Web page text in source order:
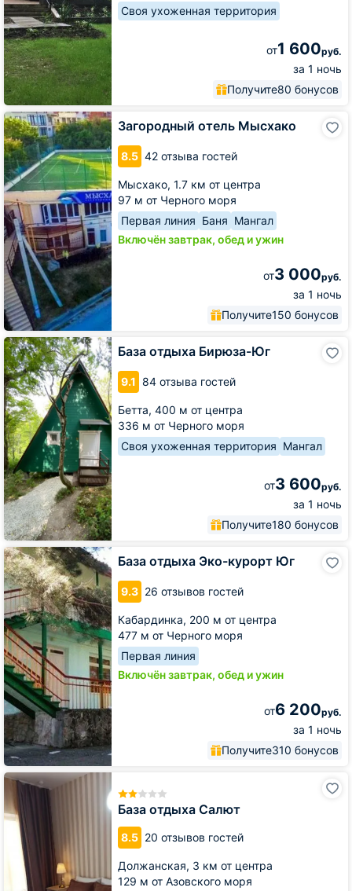
Своя ухоженная территория
от1 600руб.
за 1 ночь
Получите80 бонусов
Загородный отель Мысхако
8.5 42 отзыва гостей
Мысхако, 1.7 км от центра
97 м от Черного моря
Первая линия Баня Мангал
Включён завтрак, обед и ужин
от3 000руб.
за 1 ночь
Получите150 бонусов
Загородный
отель
Мысхако
База отдыха Бирюза-Юг
9.1 84 отзыва гостей
Бетта, 400 м от центра
336 м от Черного моря
Своя ухоженная территория Мангал
от3 600руб.
за 1 ночь
Получите180 бонусов
База
отдыха
Бирюза-
Юг
База отдыха Эко-курорт Юг
9.3 26 отзывов гостей
Кабардинка, 200 м от центра
477 м от Черного моря
Первая линия
Включён завтрак, обед и ужин
от6 200руб.
за 1 ночь
Получите310 бонусов
База
отдыха
Эко-
курорт
Юг
База отдыха Салют
8.5 20 отзывов гостей
Должанская, 3 км от центра
129 м от Азовского моря
База
Салют